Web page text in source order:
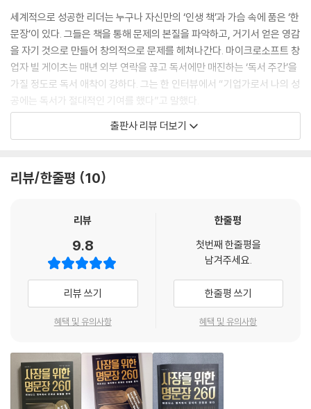
익만 우선시하기 때문이다 _《성장과 혁신》
35. 신념을 가지고 새로운 패러다임에 뛰어들라. 안전이 확인된 후 도착해
봤자 그곳에 당신 자리는 없다 _《패러다임》
36. 비범한 성장을 이루고 싶다면, 팀원들을 평범하고 따분한 공간에서 일
하게 두어서는 안 된다 _《유쾌한 크리에이티브》
37. 역사적으로 위대한 지도자들은 인간의 감정과 이성 모두에 말을 건다
_《빙산이 녹고 있다고?》
38. ‘어떤 정보를 전달할지’에서 ‘어떤 의문을 품게 만들지’로 관점을 전환
지 않을까 하는 두려움이다 _《연금술사》
응력 높고 지속 가능한 회사가 된다 _《DEO의 시대가 온다》
을 찾아낼 수 있다 _《왜 그 생각을 못했을까?》
42. 경쟁자는 오랜 세월 함께 경쟁해 온 글로벌 기업이 아니라, 이름도 한
번 들어 본 적이 없는 기업이다 _《리버스 이노베이션》
43. 당신은 제품이나 서비스를 판매한다고 생각하지만, 실제로는 ‘경험 가
치’를 판매하는 것이다 _《우리가 알고 있던 마케팅은 끝났다》
나아가야 한다 _《내 안에 독을 품고》
세계적으로 성공한 리더는 누구나 자신만의 ‘인생 책’과 가슴 속에 품은 ‘한
문장’이 있다. 그들은 책을 통해 문제의 본질을 파악하고, 거기서 얻은 영감
을 자기 것으로 만들어 창의적으로 문제를 헤쳐나간다. 마이크로소프트 창
업자 빌 게이츠는 매년 외부 연락을 끊고 독서에만 매진하는 ‘독서 주간’을
가질 정도로 독서 애착이 강하다. 그는 한 인터뷰에서 “기업가로서 나의 성
공에는 독서가 절대적인 기여를 했다”고 말했다.
버크셔해서웨이 CEO이자 최대주주인 워런 버핏은 출근해서 잠들기까지
독서로 시작해 독서로 마무리하는 애독가로 유명하다. 이밖에 마크 저커버
트셀러 반열에 오른 책들이다. 동서양의 고전인 《논어》 《손자병법》 《군주
론》부터 현대 자기계발서의 원조인 《자조론》 《놓치고 싶지 않은 나의 꿈
나의 인생》 등을 포함한다. 변화에 유연하게 대응할 지혜를 선사하는 《성
장과 혁신》 《패러다임》도 사장이라면 꼭 읽어야 할 필독서다. 경영서뿐만
아니라 《행복론》 《자유로부터의 도피》 《연금술사》 등 인문서와 소설까지
저자는 책을 많이 읽는 것보다 중요한 것은 책의 본질을 파악하는 것이라
고 말한다. 따라서 책을 읽을 때는 다음의 두 가지를 명심해야 한다. 첫째,
깨달은 바를 내 삶에 어떻게 접목할 것인가. 둘째, 깨달은 바를 비즈니스에
어떻게 적용할 것인가. 이 책의 진정한 가치는 여기에 있다. 명문장을 중심
출판사 리뷰 더보기
리뷰/한줄평 10
리뷰
9.8
리뷰 쓰기
혜택 및 유의사항
한줄평
첫번째 한줄평을
남겨주세요.
한줄평 쓰기
혜택 및 유의사항